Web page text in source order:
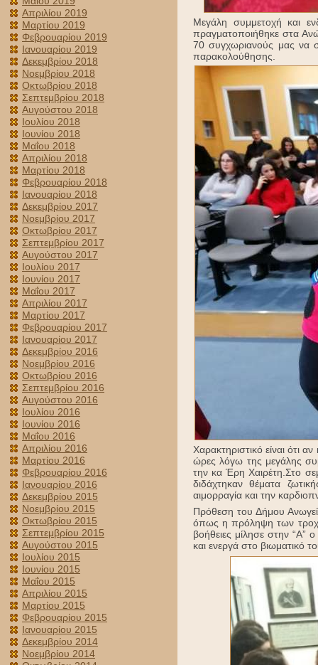
Απριλίου 2019
Μαρτίου 2019
Φεβρουαρίου 2019
Ιανουαρίου 2019
Δεκεμβρίου 2018
Νοεμβρίου 2018
Οκτωβρίου 2018
Σεπτεμβρίου 2018
Αυγούστου 2018
Ιουλίου 2018
Ιουνίου 2018
Μαΐου 2018
Απριλίου 2018
Μαρτίου 2018
Φεβρουαρίου 2018
Ιανουαρίου 2018
Δεκεμβρίου 2017
Νοεμβρίου 2017
Οκτωβρίου 2017
Σεπτεμβρίου 2017
Αυγούστου 2017
Ιουλίου 2017
Ιουνίου 2017
Μαΐου 2017
Απριλίου 2017
Μαρτίου 2017
Φεβρουαρίου 2017
Ιανουαρίου 2017
Δεκεμβρίου 2016
Νοεμβρίου 2016
Οκτωβρίου 2016
Σεπτεμβρίου 2016
Αυγούστου 2016
Ιουλίου 2016
Ιουνίου 2016
Μαΐου 2016
Απριλίου 2016
Μαρτίου 2016
Φεβρουαρίου 2016
Ιανουαρίου 2016
Δεκεμβρίου 2015
Νοεμβρίου 2015
Οκτωβρίου 2015
Σεπτεμβρίου 2015
Αυγούστου 2015
Ιουλίου 2015
Ιουνίου 2015
Μαΐου 2015
Απριλίου 2015
Μαρτίου 2015
Φεβρουαρίου 2015
Ιανουαρίου 2015
Δεκεμβρίου 2014
Νοεμβρίου 2014
Μεγάλη συμμετοχή και
πραγματοποιήθηκε στα
70 συγχωριανούς μας να
παρακολούθησης.
Χαρακτηριστικό είναι ότι
ώρες λόγω της μεγάλης
την κα Έρη Χαιρέτη.Στο
διδάχτηκαν θέματα
αιμορραγία και την
Πρόθεση του Δήμου
όπως η πρόληψη των
βοήθειες μίλησε στην “Α”
και ενεργά στο βιωματικό